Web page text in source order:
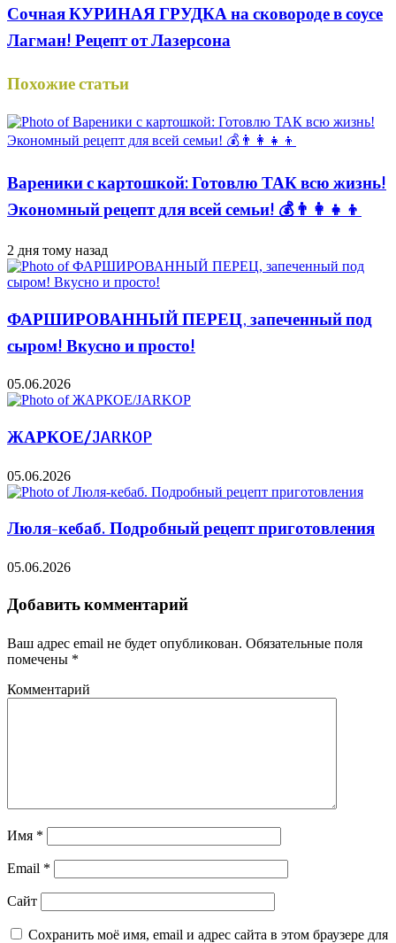
Сочная КУРИНАЯ ГРУДКА на сковороде в соусе
Лагман! Рецепт от Лазерсона
Похожие статьи
Вареники с картошкой: Готовлю ТАК всю жизнь!
Экономный рецепт для всей семьи! 💰👨👩👧👦
2 дня тому назад
ФАРШИРОВАННЫЙ ПЕРЕЦ, запеченный под
сыром! Вкусно и просто!
05.06.2026
ЖАРКОЕ/JARKOP
05.06.2026
Люля-кебаб. Подробный рецепт приготовления
05.06.2026
Добавить комментарий
Ваш адрес email не будет опубликован. Обязательные поля
помечены *
Комментарий
Имя *
Email *
Сайт
Сохранить моё имя, email и адрес сайта в этом браузере для